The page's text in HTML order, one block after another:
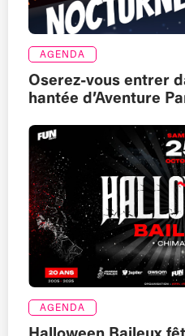
AGENDA
Oserez-vous entrer
hantée d’Aventure
AGENDA